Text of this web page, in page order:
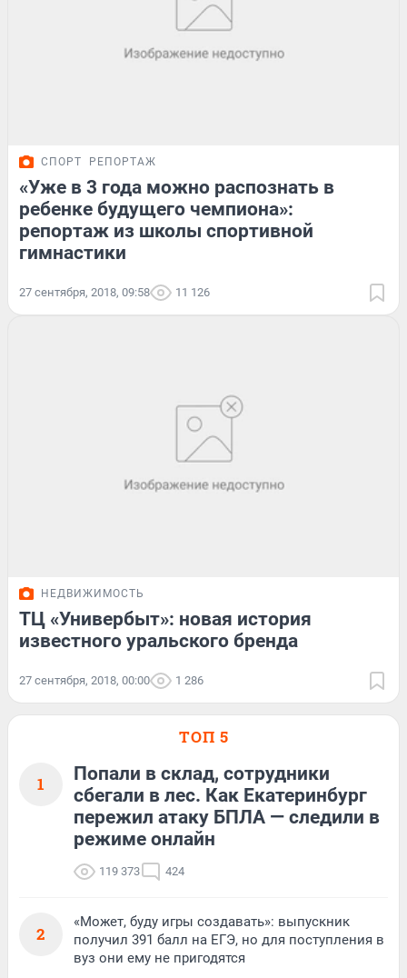
СПОРТ РЕПОРТАЖ
«Уже в 3 года можно распознать в
ребенке будущего чемпиона»:
репортаж из школы спортивной
гимнастики
27 сентября, 2018, 09:58 11 126
НЕДВИЖИМОСТЬ
ТЦ «Универбыт»: новая история
известного уральского бренда
27 сентября, 2018, 00:00 1 286
ТОП 5
1
Попали в склад, сотрудники
сбегали в лес. Как Екатеринбург
пережил атаку БПЛА — следили в
режиме онлайн
119 373 424
2
«Может, буду игры создавать»: выпускник
получил 391 балл на ЕГЭ, но для поступления в
вуз они ему не пригодятся